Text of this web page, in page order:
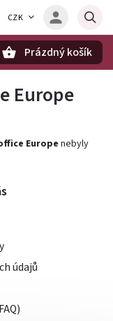
CZK
Prázdný košík
Europe
Europenebyly
údajů